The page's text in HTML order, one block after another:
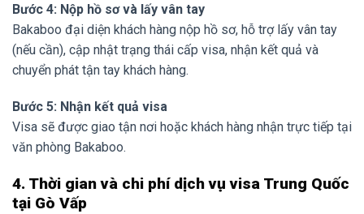
Bước 4: Nộp hồ sơ và lấy vân tay
Bakaboo đại diện khách hàng nộp hồ sơ, hỗ trợ lấy vân tay
(nếu cần), cập nhật trạng thái cấp visa, nhận kết quả và
chuyển phát tận tay khách hàng.
Bước 5: Nhận kết quả visa
Visa sẽ được giao tận nơi hoặc khách hàng nhận trực tiếp tại
văn phòng Bakaboo.
4. Thời gian và chi phí dịch vụ visa Trung Quốc
tại Gò Vấp